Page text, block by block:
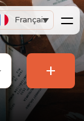
Français
+